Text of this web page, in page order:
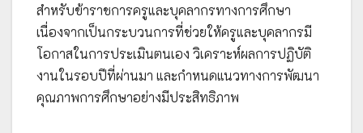
สำหรับข้าราชการครูและบุคลากรทางการศึกษา
เนื่องจากเป็นกระบวนการที่ช่วยให้ครูและบุคลากรมี
โอกาสในการประเมินตนเอง วิเคราะห์ผลการปฏิบัติ
งานในรอบปีที่ผ่านมา และกำหนดแนวทางการพัฒนา
คุณภาพการศึกษาอย่างมีประสิทธิภาพ